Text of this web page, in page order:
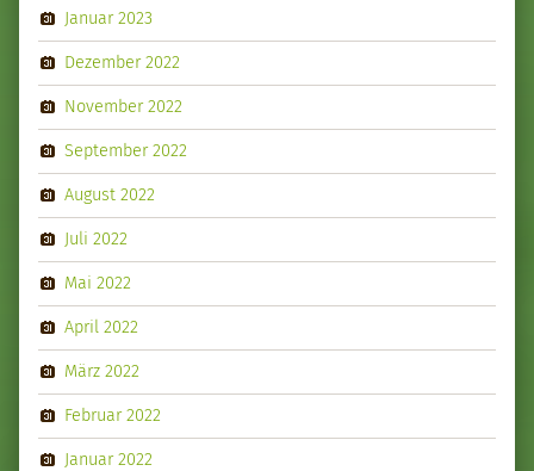
Januar 2023
Dezember 2022
November 2022
September 2022
August 2022
Juli 2022
Mai 2022
April 2022
März 2022
Februar 2022
Januar 2022